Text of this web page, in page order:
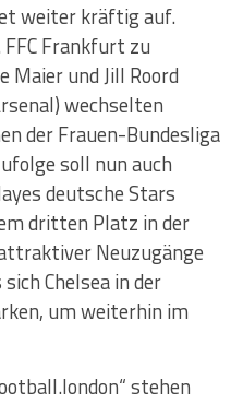
weiter kräftig auf.
FFC Frankfurt zu
Maier und Jill Roord
wechselten
der Frauen-Bundesliga
soll nun auch
deutsche Stars
dritten Platz in der
Neuzugänge
Chelsea in der
um weiterhin im
stehen